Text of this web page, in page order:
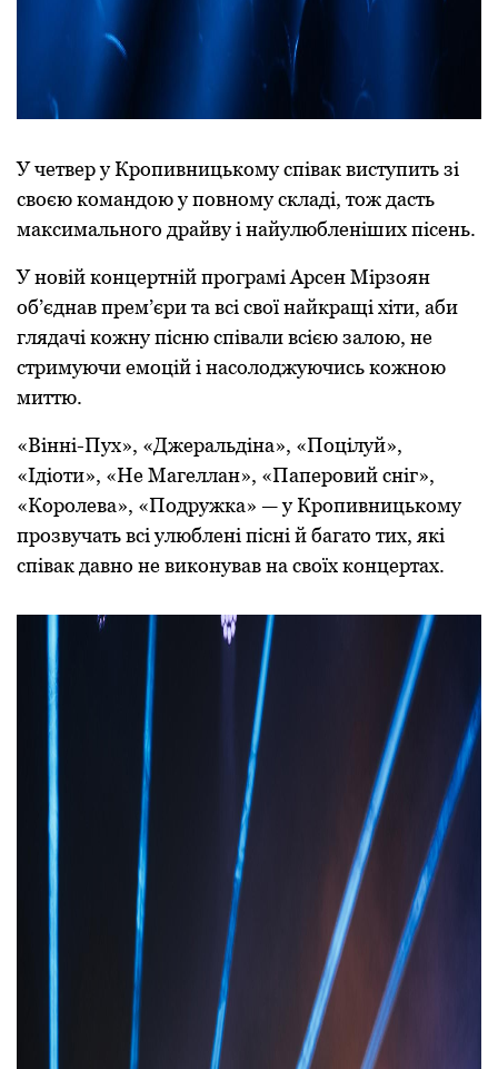
У четвер у Кропивницькому співак виступить зі
своєю командою у повному складі, тож дасть
максимального драйву і найулюбленіших пісень.
У новій концертній програмі Арсен Мірзоян
об’єднав прем’єри та всі свої найкращі хіти, аби
глядачі кожну пісню співали всією залою, не
стримуючи емоцій і насолоджуючись кожною
миттю.
«Вінні-Пух», «Джеральдіна», «Поцілуй»,
«Ідіоти», «Не Магеллан», «Паперовий сніг»,
«Королева», «Подружка» — у Кропивницькому
прозвучать всі улюблені пісні й багато тих, які
співак давно не виконував на своїх концертах.